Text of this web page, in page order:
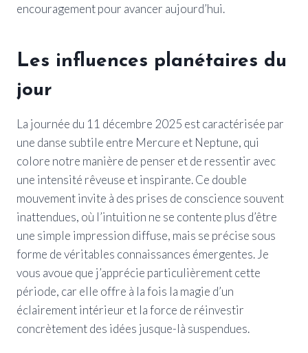
encouragement pour avancer aujourd’hui.
Les influences planétaires du
jour
La journée du 11 décembre 2025 est caractérisée par
une danse subtile entre Mercure et Neptune, qui
colore notre manière de penser et de ressentir avec
une intensité rêveuse et inspirante. Ce double
mouvement invite à des prises de conscience souvent
inattendues, où l’intuition ne se contente plus d’être
une simple impression diffuse, mais se précise sous
forme de véritables connaissances émergentes. Je
vous avoue que j’apprécie particulièrement cette
période, car elle offre à la fois la magie d’un
éclairement intérieur et la force de réinvestir
concrètement des idées jusque-là suspendues.